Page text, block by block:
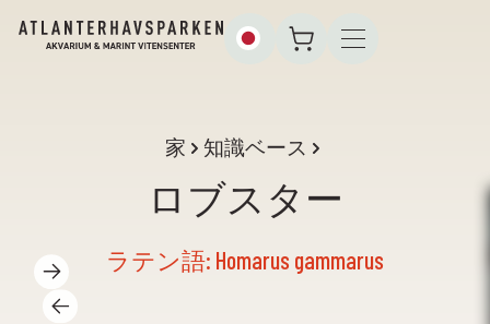
家 知識ベース
ロブスター
ラテン語: Homarus gammarus